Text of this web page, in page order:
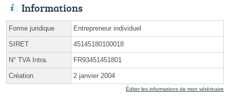
Informations
Forme juridique Entrepreneur individuel
SIRET 45145180100018
N° TVA Intra. FR93451451801
Création 2 janvier 2004
Éditer les informations de mon vétérinaire